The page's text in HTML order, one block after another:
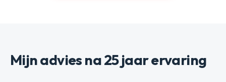
Mijn advies na 25 jaar ervaring